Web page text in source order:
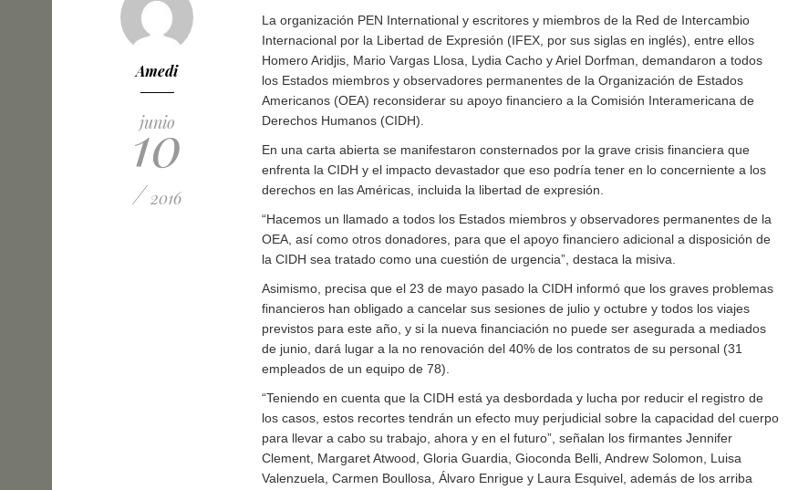
Amedi
junio
10
/ 2016
La organización PEN International y escritores y miembros de la Red de Intercambio
Internacional por la Libertad de Expresión (IFEX, por sus siglas en inglés), entre ellos
Homero Aridjis, Mario Vargas Llosa, Lydia Cacho y Ariel Dorfman, demandaron a todos
los Estados miembros y observadores permanentes de la Organización de Estados
Americanos (OEA) reconsiderar su apoyo financiero a la Comisión Interamericana de
Derechos Humanos (CIDH).
En una carta abierta se manifestaron consternados por la grave crisis financiera que
enfrenta la CIDH y el impacto devastador que eso podría tener en lo concerniente a los
derechos en las Américas, incluida la libertad de expresión.
“Hacemos un llamado a todos los Estados miembros y observadores permanentes de la
OEA, así como otros donadores, para que el apoyo financiero adicional a disposición de
la CIDH sea tratado como una cuestión de urgencia”, destaca la misiva.
Asimismo, precisa que el 23 de mayo pasado la CIDH informó que los graves problemas
financieros han obligado a cancelar sus sesiones de julio y octubre y todos los viajes
previstos para este año, y si la nueva financiación no puede ser asegurada a mediados
de junio, dará lugar a la no renovación del 40% de los contratos de su personal (31
empleados de un equipo de 78).
“Teniendo en cuenta que la CIDH está ya desbordada y lucha por reducir el registro de
los casos, estos recortes tendrán un efecto muy perjudicial sobre la capacidad del cuerpo
para llevar a cabo su trabajo, ahora y en el futuro”, señalan los firmantes Jennifer
Clement, Margaret Atwood, Gloria Guardia, Gioconda Belli, Andrew Solomon, Luisa
Valenzuela, Carmen Boullosa, Álvaro Enrigue y Laura Esquivel, además de los arriba